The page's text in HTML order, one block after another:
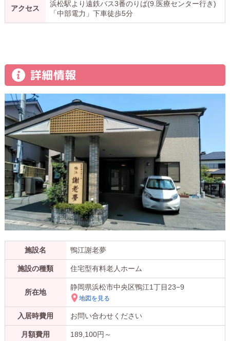
アクセス
浜松駅より遠鉄バス3番のりば(9.医療センター行き)
「中部電力」下車徒歩5分
詳細情報
施設名 鴨江謝老夢
施設の種類 住宅型有料老人ホーム
所在地
静岡県浜松市中央区鴨江1丁目23−9
地図を見る
入居時費用 お問い合わせください
月額費用 189,100円～